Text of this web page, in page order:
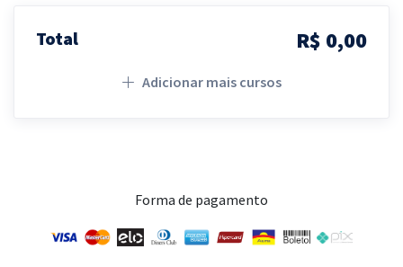
Total R$ 0,00
Adicionar mais cursos
Forma de pagamento